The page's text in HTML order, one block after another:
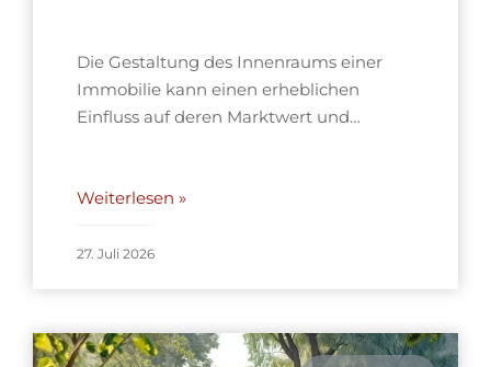
Die Gestaltung des Innenraums einer
Immobilie kann einen erheblichen
Einfluss auf deren Marktwert und…
Weiterlesen »
27. Juli 2026